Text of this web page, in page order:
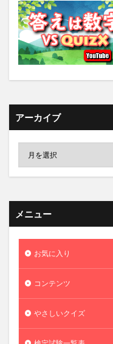
アーカイブ
メニュー
お気に入り
コンテンツ
やさしいクイズ